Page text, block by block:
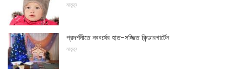
মাতৃত্ব
প্রদর্শনীতে নববর্ষের হাত-সজ্জিত কিন্ডারগার্টেন
মাতৃত্ব